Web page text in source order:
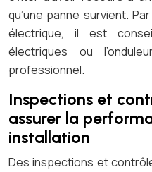
qu’une panne survient.
électrique, il est
électriques ou
professionnel.
Inspections et
assurer la
installation
Des inspections et